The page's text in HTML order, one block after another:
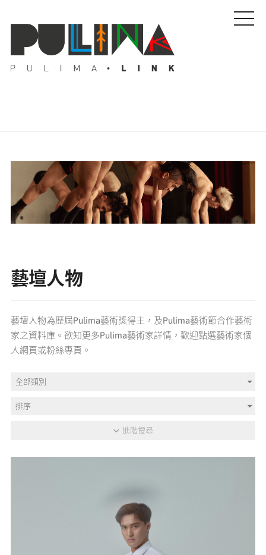
藝壇人物
Pulima藝術獎
媒體專區
原住民族文化藝術補助成果專區
展演櫥窗
關於我們
藝壇人物
藝壇人物為歷屆Pulima藝術獎得主，及Pulima藝術節合作藝術
家之資料庫。欲知更多Pulima藝術家詳情，歡迎點選藝術家個
人網頁或粉絲專頁。
全部類別
排序